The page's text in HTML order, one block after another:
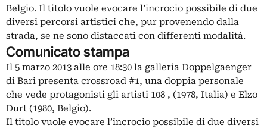
Belgio. Il titolo vuole evocare l’incrocio possibile di due
diversi percorsi artistici che, pur provenendo dalla
strada, se ne sono distaccati con differenti modalità.
Comunicato stampa
Il 5 marzo 2013 alle ore 18:30 la galleria Doppelgaenger
di Bari presenta crossroad #1, una doppia personale
che vede protagonisti gli artisti 108 , (1978, Italia) e Elzo
Durt (1980, Belgio).
Il titolo vuole evocare l’incrocio possibile di due diversi